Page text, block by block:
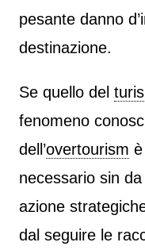
pesante danno
destinazione.
Se quello del
fenomeno
dell’overtourism
necessario sin
azione
dal seguire le